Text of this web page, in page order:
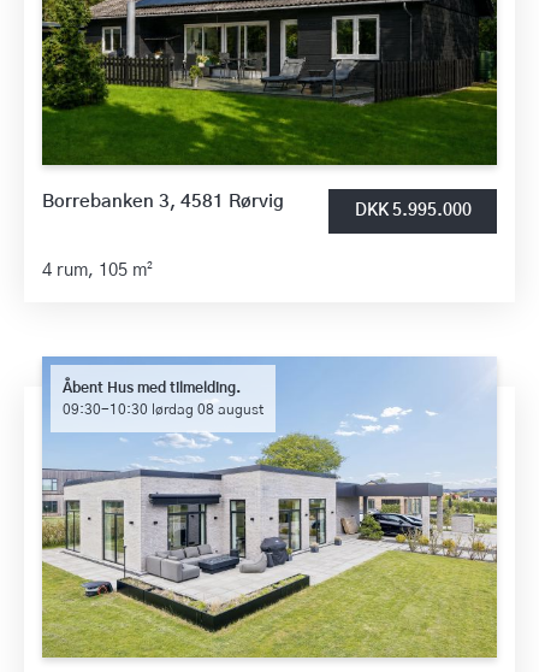
Borrebanken 3, 4581 Rørvig DKK 5.995.000
4 rum, 105 m²
Åbent Hus med tilmelding.
09:30-10:30 lørdag 08 august